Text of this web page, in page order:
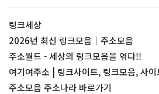
링크세상
2026년 최신 링크모음｜주소모음
주소월드 - 세상의 링크모음을 엮다!!
여기여주소 | 링크사이트, 링크모음, 사
주소모음 주소나라 바로가기